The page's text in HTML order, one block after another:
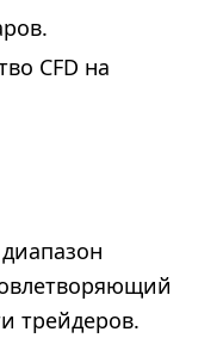
CFD на
трейдеров.